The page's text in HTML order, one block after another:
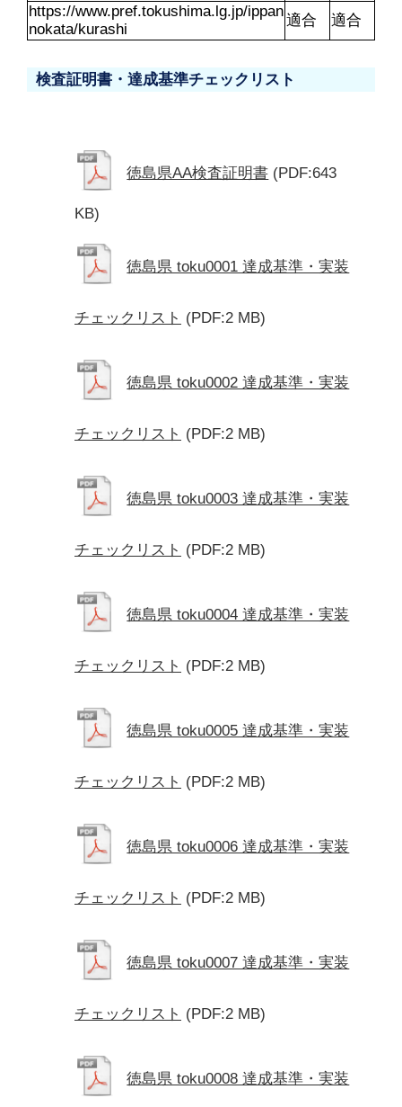
https://www.pref.tokushima.lg.jp/ippan
nokata/kurashi
適合 適合
検査証明書・達成基準チェックリスト
徳島県AA検査証明書 (PDF:643
KB)
徳島県 toku0001 達成基準・実装
チェックリスト (PDF:2 MB)
徳島県 toku0002 達成基準・実装
チェックリスト (PDF:2 MB)
徳島県 toku0003 達成基準・実装
チェックリスト (PDF:2 MB)
徳島県 toku0004 達成基準・実装
チェックリスト (PDF:2 MB)
徳島県 toku0005 達成基準・実装
チェックリスト (PDF:2 MB)
徳島県 toku0006 達成基準・実装
チェックリスト (PDF:2 MB)
徳島県 toku0007 達成基準・実装
チェックリスト (PDF:2 MB)
徳島県 toku0008 達成基準・実装